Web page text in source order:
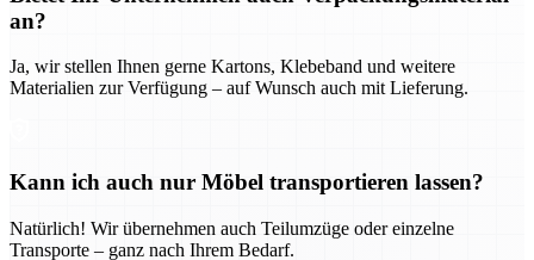
an?
Ja, wir stellen Ihnen gerne Kartons, Klebeband und weitere
Materialien zur Verfügung – auf Wunsch auch mit Lieferung.
Kann ich auch nur Möbel transportieren lassen?
Natürlich! Wir übernehmen auch Teilumzüge oder einzelne
Transporte – ganz nach Ihrem Bedarf.